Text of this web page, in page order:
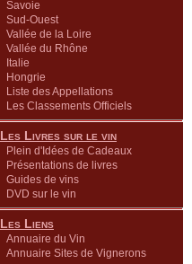
Savoie
Sud-Ouest
Vallée de la Loire
Vallée du Rhône
Italie
Hongrie
Liste des Appellations
Les Classements Officiels
Les Livres sur le vin
Plein d'Idées de Cadeaux
Présentations de livres
Guides de vins
DVD sur le vin
Les Liens
Annuaire du Vin
Annuaire Sites de Vignerons